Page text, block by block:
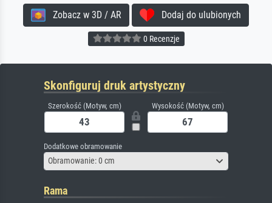
Zobacz w 3D / AR Dodaj do ulubionych
0 Recenzje
Skonfiguruj druk artystyczny
Szerokość (Motyw, cm) Wysokość (Motyw, cm)
Dodatkowe obramowanie
Obramowanie: 0 cm
Rama